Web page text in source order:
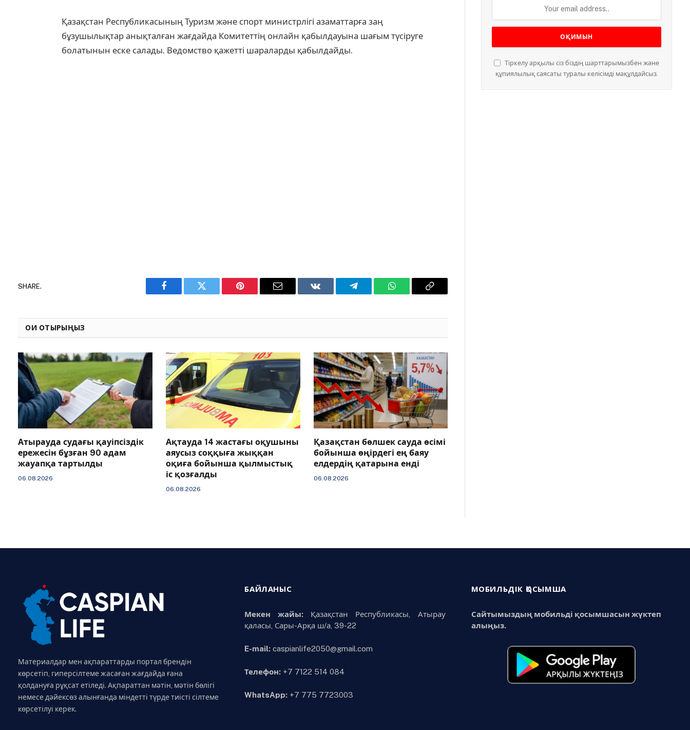
Қазақстан Республикасының Туризм және спорт министрлігі азаматтарға заң
бұзушылықтар анықталған жағдайда Комитеттің онлайн қабылдауына шағым түсіруге
болатынын еске салады. Ведомство қажетті шараларды қабылдайды.
SHARE.
Facebook Twitter Pinterest Email VKontakteTelegram WhatsAppCopy
ОҚИ ОТЫРЫҢЫЗ
Атырауда судағы қауіпсіздік
ережесін бұзған 90 адам
жауапқа тартылды
06.08.2026
Ақтауда 14 жастағы оқушыны
аяусыз соққыға жыққан
оқиға бойынша қылмыстық
іс қозғалды
06.08.2026
Қазақстан бөлшек сауда өсімі
бойынша өңірдегі ең баяу
елдердің қатарына енді
06.08.2026
Тіркелу арқылы сіз біздің шарттарымызбен және
құпиялылық саясаты туралы келісімді мақұлдайсыз.
Материалдар мен ақпараттарды портал брендін
көрсетіп, гиперсілтеме жасаған жағдайда ғана
қолдануға рұқсат етіледі. Ақпараттан мәтін, мәтін бөлігі
немесе дәйексөз алынғанда міндетті түрде тиісті сілтеме
көрсетілуі керек.
БАЙЛАНЫС
Мекен жайы:Қазақстан Республикасы, Атырау
қаласы, Сары-Арқа ш/а, 39-22
E-mail: caspianlife2050@gmail.com
Телефон: +7 7122 514 084
WhatsApp: +7 775 7723003
МОБИЛЬДІК ҚОСЫМША
Сайтымыздың мобильді қосымшасын жүктеп
алыңыз.